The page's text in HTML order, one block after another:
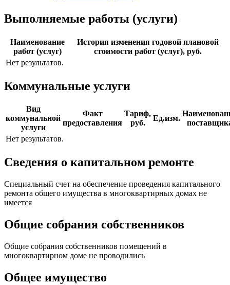
Выполняемые работы (услуги)
Наименование
работ (услуг)
История изменения годовой плановой
стоимости работ (услуг), руб.
Нет результатов.
Коммунальные услуги
Вид
коммунальной
услуги
Факт
предоставления
Тариф,
руб.
Ед.изм.
Нет результатов.
Сведения о капитальном ремонте
Специальный счет на обеспечение проведения капитального
ремонта общего имущества в многоквартирных домах не
имеется
Общие собрания собственников
Общие собрания собственников помещений в
многоквартирном доме не проводились
Общее имущество